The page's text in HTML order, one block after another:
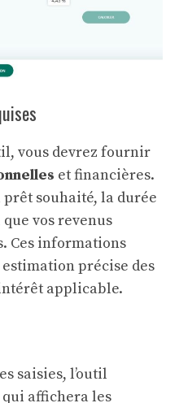
vous devrez fournir
et financières.
souhaité, la durée
vos revenus
Ces informations
précise des
applicable.
saisies, l’outil
affichera les